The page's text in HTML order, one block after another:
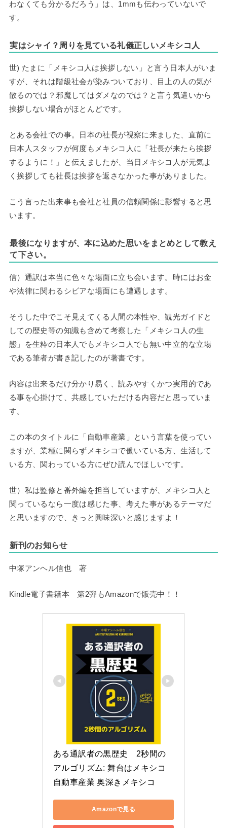
わなくても分かるだろう」は、1mmも伝わっていないで
す。
実はシャイ？周りを見ている礼儀正しいメキシコ人
世) たまに「メキシコ人は挨拶しない」と言う日本人がいま
すが、それは階級社会が染みついており、目上の人の気が
散るのでは？邪魔してはダメなのでは？と言う気遣いから
挨拶しない場合がほとんどです。
とある会社での事。日本の社長が視察に来ました、直前に
日本人スタッフが何度もメキシコ人に「社長が来たら挨拶
するように！」と伝えましたが、当日メキシコ人が元気よ
く挨拶しても社長は挨拶を返さなかった事がありました。
こう言った出来事も会社と社員の信頼関係に影響すると思
います。
最後になりますが、本に込めた思いをまとめとして教え
て下さい。
信）通訳は本当に色々な場面に立ち会います。時にはお金
や法律に関わるシビアな場面にも遭遇します。
そうした中でこそ見えてくる人間の本性や、観光ガイドと
しての歴史等の知識も含めて考察した「メキシコ人の生
態」を生粋の日本人でもメキシコ人でも無い中立的な立場
である筆者が書き記したのが著書です。
内容は出来るだけ分かり易く、読みやすくかつ実用的であ
る事を心掛けて、共感していただける内容だと思っていま
す。
この本のタイトルに「自動車産業」という言葉を使ってい
ますが、業種に関らずメキシコで働いている方、生活して
いる方、関わっている方にぜひ読んでほしいです。
世）私は監修と番外編を担当していますが、メキシコ人と
関っているなら一度は感じた事、考えた事があるテーマだ
と思いますので、きっと興味深いと感じますよ！
新刊のお知らせ
中塚アンヘル信也 著
Kindle電子書籍本 第2弾もAmazonで販売中！！
ある通訳者の黒歴史　2秒間の
アルゴリズム: 舞台はメキシコ
自動車産業 奥深きメキシコ
Amazonで見る